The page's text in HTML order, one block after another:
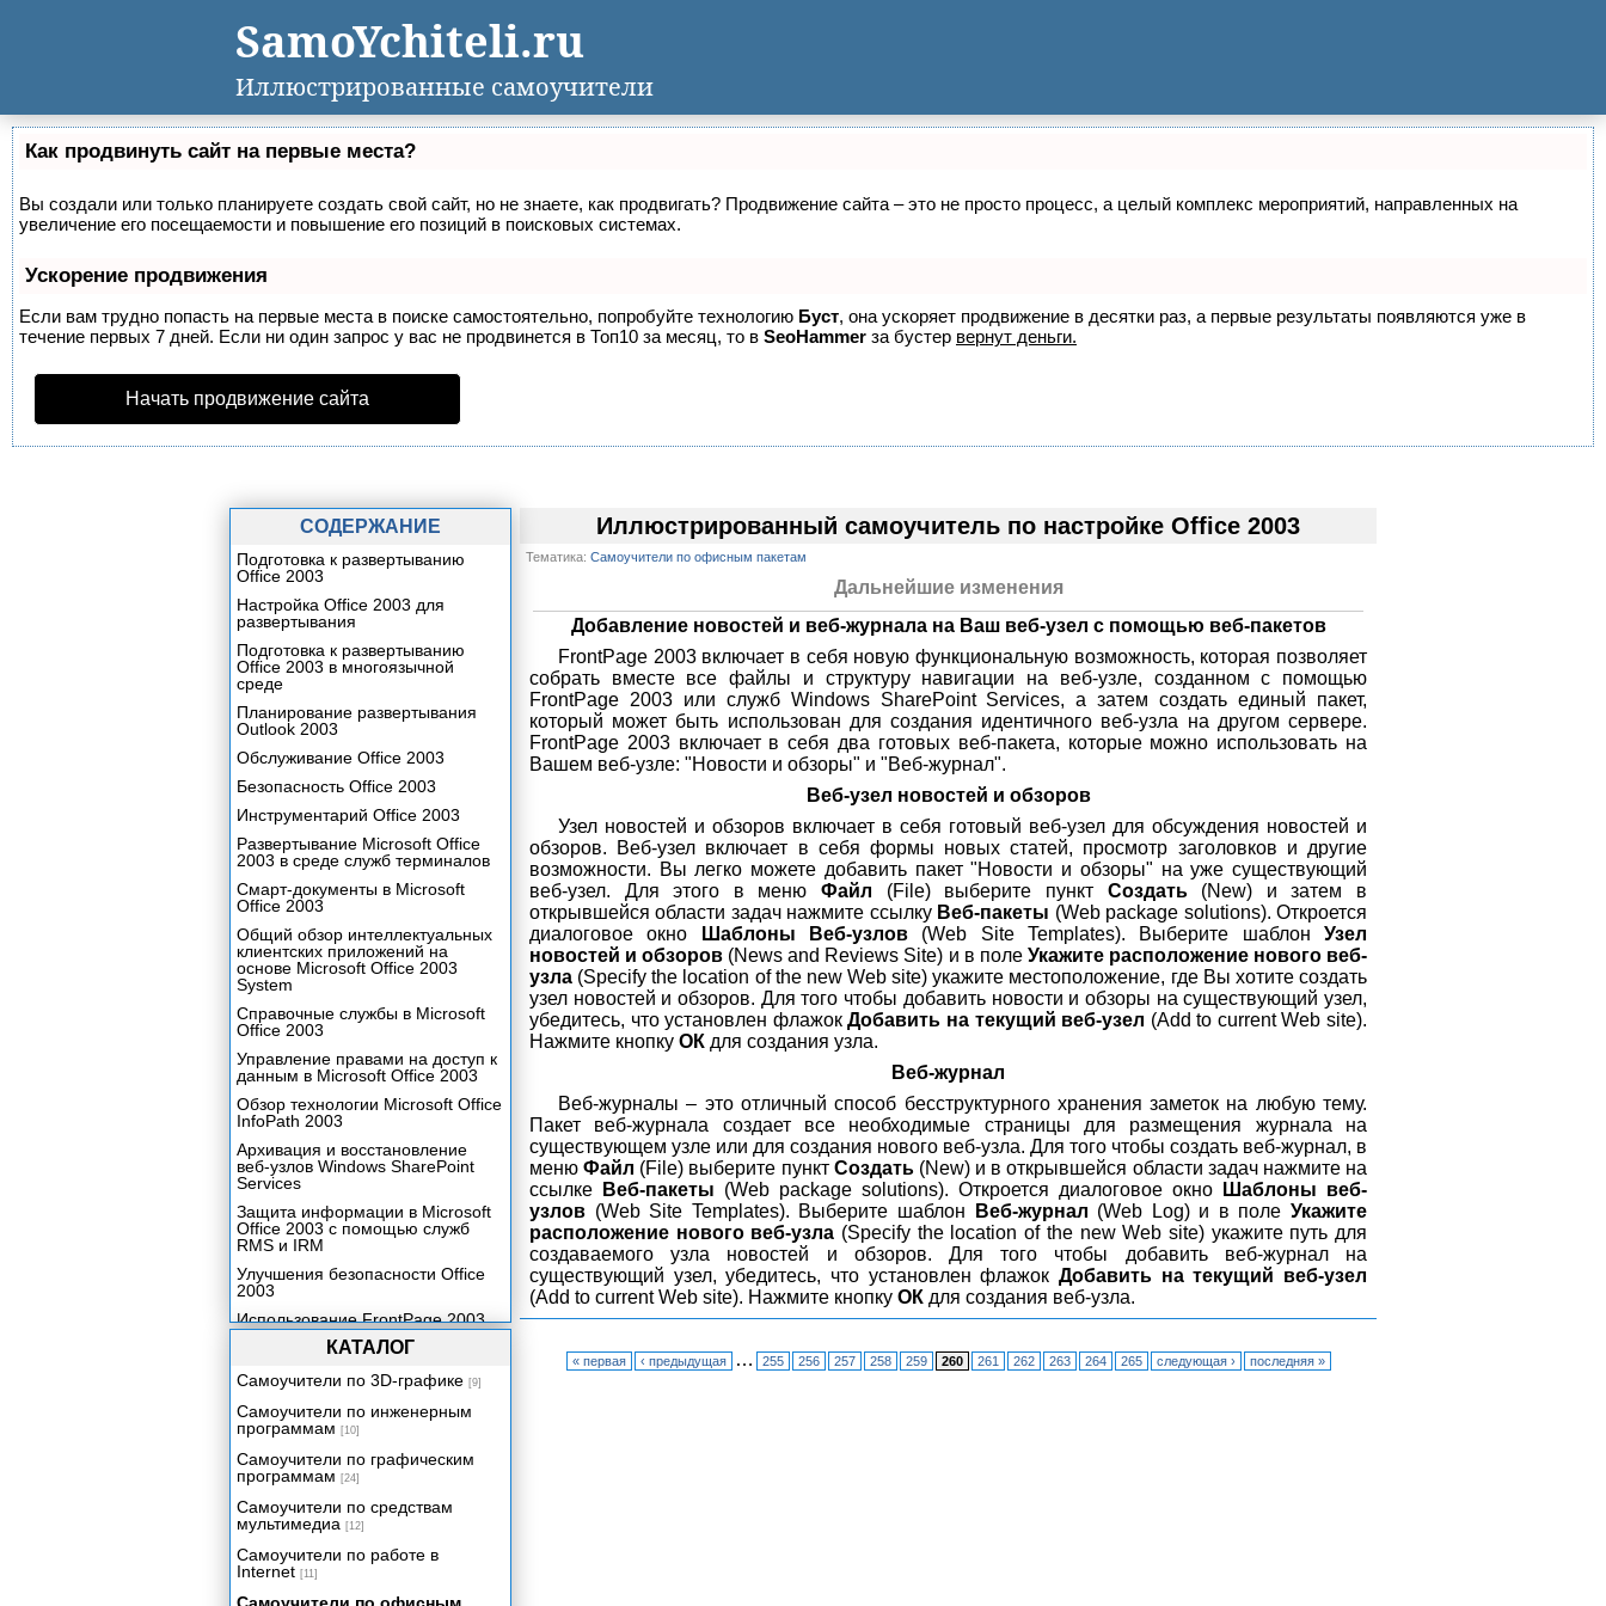
Как продвинуть сайт на первые места?
Вы создали или только планируете создать свой сайт, но не знаете, как продвигать? Продвижение сайта – это не просто процесс, а целый комплекс мероприятий, направленных на
увеличение его посещаемости и повышение его позиций в поисковых системах.
Ускорение продвижения
Если вам трудно попасть на первые места в поиске самостоятельно, попробуйте технологию Буст, она ускоряет продвижение в десятки раз, а первые результаты появляются уже в
течение первых 7 дней. Если ни один запрос у вас не продвинется в Топ10 за месяц, то в SeoHammer за бустер вернут деньги.
Начать продвижение сайта
Иллюстрированный самоучитель по настройке Office 2003
Тематика: Самоучители по офисным пакетам
Дальнейшие изменения
Добавление новостей и веб-журнала на Ваш веб-узел с помощью веб-пакетов
FrontPage 2003 включает в себя новую функциональную возможность, которая позволяет
собрать вместе все файлы и структуру навигации на веб-узле, созданном с помощью
FrontPage 2003 или служб Windows SharePoint Services, а затем создать единый пакет,
который может быть использован для создания идентичного веб-узла на другом сервере.
FrontPage 2003 включает в себя два готовых веб-пакета, которые можно использовать на
Вашем веб-узле: "Новости и обзоры" и "Веб-журнал".
Веб-узел новостей и обзоров
Узел новостей и обзоров включает в себя готовый веб-узел для обсуждения новостей и
обзоров. Веб-узел включает в себя формы новых статей, просмотр заголовков и другие
возможности. Вы легко можете добавить пакет "Новости и обзоры" на уже существующий
веб-узел. Для этого в менюФайл (File) выберите пункт Создать(New) и затем в
открывшейся области задач нажмите ссылку Веб-пакеты (Web package solutions). Откроется
диалоговое окно
Шаблоны Веб-узлов (Web Site Templates). Выберите шаблонУзел
новостей и обзоров (News and Reviews Site) и в поле Укажите расположение нового веб-
узла (Specify the location of the new Web site) укажите местоположение, где Вы хотите создать
узел новостей и обзоров. Для того чтобы добавить новости и обзоры на существующий узел,
убедитесь, что установлен флажокДобавить на текущий веб-узел (Add to current Web site).
Нажмите кнопку ОК для создания узла.
Веб-журнал
Веб-журналы – это отличный способ бесструктурного хранения заметок на любую тему.
Пакет веб-журнала создает все необходимые страницы для размещения журнала на
существующем узле или для создания нового веб-узла. Для того чтобы создать веб-журнал, в
менюФайл (File) выберите пункт Создать(New) и в открывшейся области задач нажмите на
ссылке
Веб-пакеты (Web package solutions). Откроется диалоговое окно
Шаблоны веб-
узлов (Web Site Templates). Выберите шаблон Веб-журнал (Web Log) и в поле Укажите
расположение нового веб-узла (Specify the location of the new Web site) укажите путь для
создаваемого узла новостей и обзоров. Для того чтобы добавить веб-журнал на
существующий узел, убедитесь, что установлен флажок Добавить на текущий веб-узел
(Add to current Web site). Нажмите кнопку ОК для создания веб-узла.
« первая ‹ предыдущая … 255 256 257 258 259 260 261 262 263 264 265 следующая › последняя »
СОДЕРЖАНИЕ
Подготовка к развертыванию
Office 2003
Настройка Office 2003 для
развертывания
Подготовка к развертыванию
Office 2003 в многоязычной
среде
Планирование развертывания
Outlook 2003
Обслуживание Office 2003
Безопасность Office 2003
Инструментарий Office 2003
Развертывание Microsoft Office
2003 в среде служб терминалов
Смарт-документы в Microsoft
Office 2003
Общий обзор интеллектуальных
клиентских приложений на
основе Microsoft Office 2003
System
Справочные службы в Microsoft
Office 2003
Управление правами на доступ к
данным в Microsoft Office 2003
Обзор технологии Microsoft Office
InfoPath 2003
Архивация и восстановление
веб-узлов Windows SharePoint
Services
Защита информации в Microsoft
Office 2003 с помощью служб
RMS и IRM
Улучшения безопасности Office
2003
Использование FrontPage 2003
для разработки индивидуальных
Введение
Редактирование веб-узлов с
помощью FrontPage 2003
Самые распространенные
изменения, производимые с
Списки и библиотеки
Переходы
Изменение тем оформления
КАТАЛОГ
Самоучители по 3D-графике [9]
Самоучители по инженерным
программам [10]
Самоучители по графическим
программам [24]
Самоучители по средствам
мультимедиа [12]
Самоучители по работе в
Internet [11]
SamoYchiteli.ru
Иллюстрированные самоучители